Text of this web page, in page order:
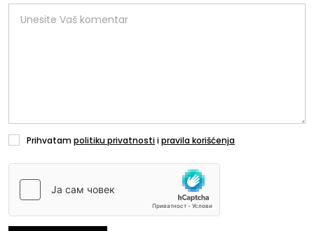
Prihvatampolitiku privatnostiipravila korišćenja